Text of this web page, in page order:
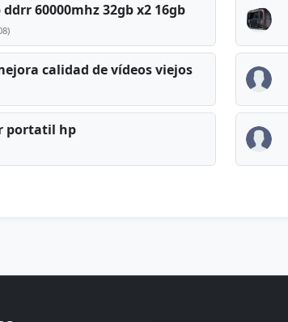
60000mhz 32gb x2 16gb
calidad de vídeos viejos
portatil hp